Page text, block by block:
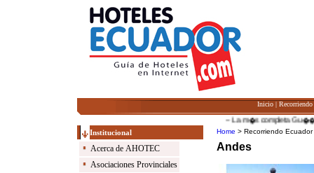
Inicio | Recorriendo
-- La m�s completa Gu��a
Institucional
Acerca de AHOTEC
Asociaciones Provinciales
Home > Recorriendo Ecuador
Andes